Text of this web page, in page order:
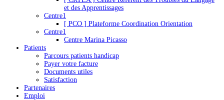
et des Apprentissages
Centre1
[ PCO ] Plateforme Coordination Orientation
Centre1
Centre Marina Picasso
Patients
Parcours patients handicap
Payer votre facture
Documents utiles
Satisfaction
Partenaires
Emploi